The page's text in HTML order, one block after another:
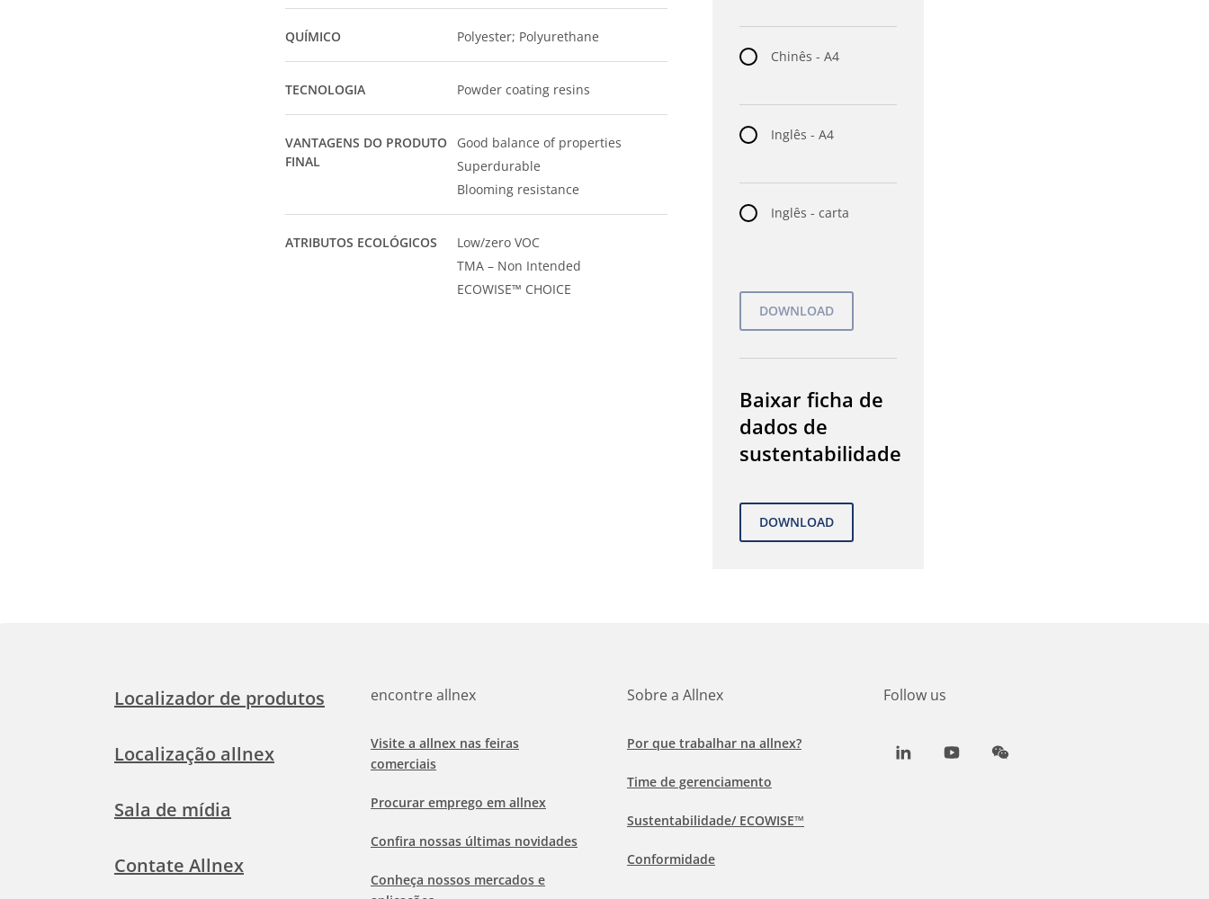
QUÍMICO Polyester; Polyurethane
TECNOLOGIA Powder coating resins
VANTAGENS DO PRODUTO
FINAL
Good balance of properties
Superdurable
Blooming resistance
ATRIBUTOS ECOLÓGICOS
Low/zero VOC
TMA – Non Intended
ECOWISE™ CHOICE
Chinês - A4
Inglês - A4
Inglês - carta
Baixar ficha de
dados de
sustentabilidade
Localizador de produtos
Localização allnex
Sala de mídia
Contate Allnex
encontre allnex
Visite a allnex nas feiras
comerciais
Procurar emprego em allnex
Confira nossas últimas novidades
Conheça nossos mercados e
Sobre a Allnex
Por que trabalhar na allnex?
Time de gerenciamento
Sustentabilidade/ ECOWISE™
Conformidade
Follow us
LinkedInYoutubeWeChat